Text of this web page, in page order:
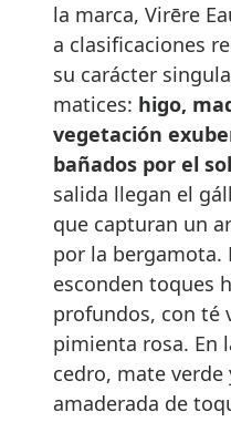
la marca, Virēre
a clasificaciones
su carácter
matices: higo,
vegetación
bañados por el sol
salida llegan el
que capturan un
por la bergamota.
esconden toques
profundos, con té
pimienta rosa. En
cedro, mate verde
amaderada de